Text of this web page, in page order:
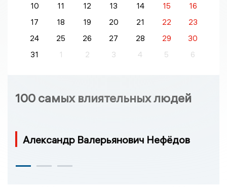
10
11 12 13 14 15
16
17
18 19 20 21 22
23
24
25 26 27 28 29
30
31
1 2 3 4 5 6
100 самых влиятельных людей
Александр Валерьянович Нефёдов